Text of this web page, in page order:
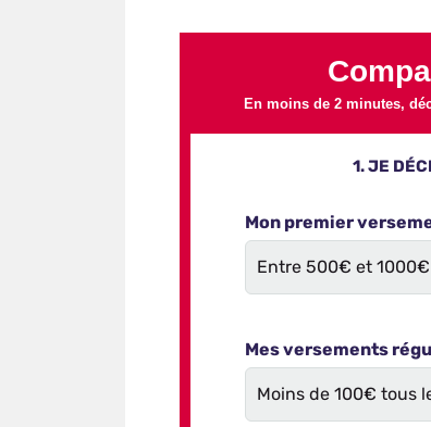
En moins de 2 minutes,